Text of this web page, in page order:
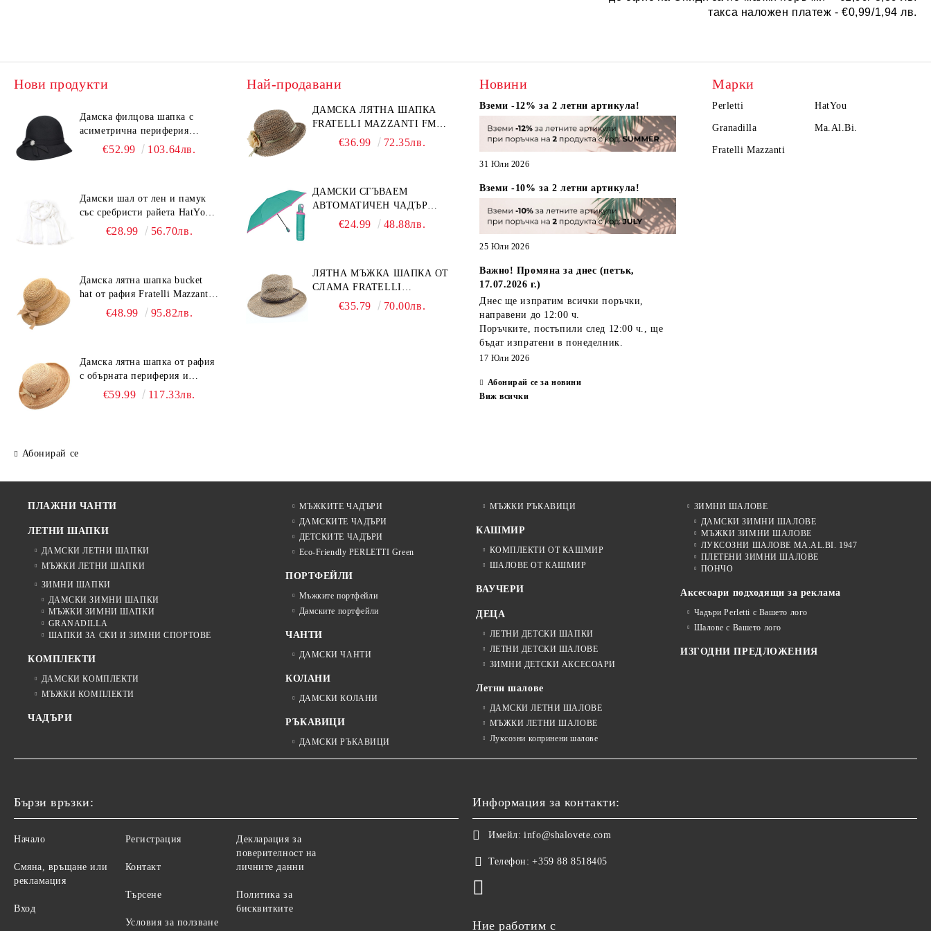
такса наложен платеж -€0,99/1,94 лв.
Нови продукти
Дамска филцова шапка с
асиметрична периферия
HatYou CF0376 | Черен
€52.99 103.64лв.
Дамски шал от лен и памук
със сребристи райета HatYou |
90x180 см | Бял
€28.99 56.70лв.
Дамска лятна шапка bucket
hat от рафия Fratelli Mazzanti |
Светлокафяв
€48.99 95.82лв.
Дамска лятна шапка от рафия
с обърната периферия и
бежова лента Fratelli Mazzanti
€59.99 117.33лв.
Абонирай се
Най-продавани
ДАМСКА ЛЯТНА ШАПКА
FRATELLI MAZZANTI FM
6774, НАТУРАЛЕН/ЖЪЛТО
€36.99 72.35лв.
ДАМСКИ СГЪВАЕМ
АВТОМАТИЧЕН ЧАДЪР
OPEN-CLOSE | PERLETTI
€24.99 48.88лв.
ЛЯТНА МЪЖКА ШАПКА ОТ
СЛАМА FRATELLI
MAZZANTI FM 7936,
€35.79 70.00лв.
Новини
Вземи -12% за 2 летни артикула!
31 Юли 2026
Вземи -10% за 2 летни артикула!
25 Юли 2026
Важно! Промяна за днес (петък,
17.07.2026 г.)
Днес ще изпратим всички поръчки,
направени до 12:00 ч.
Поръчките, постъпили след 12:00 ч. , ще
бъдат изпратени в понеделник.
17 Юли 2026
Абонирай се за новини
Виж всички
Марки
Perletti HatYou
Granadilla Ma.Al.Bi.
Fratelli Mazzanti
ПЛАЖНИ ЧАНТИ
ЛЕТНИ ШАПКИ
ДАМСКИ ЛЕТНИ ШАПКИ
МЪЖКИ ЛЕТНИ ШАПКИ
ЗИМНИ ШАПКИ
ДАМСКИ ЗИМНИ ШАПКИ
МЪЖКИ ЗИМНИ ШАПКИ
GRANADILLA
ШАПКИ ЗА СКИ И ЗИМНИ СПОРТОВЕ
КОМПЛЕКТИ
ДАМСКИ КОМПЛЕКТИ
МЪЖКИ КОМПЛЕКТИ
ЧАДЪРИ
МЪЖКИТЕ ЧАДЪРИ
ДАМСКИТЕ ЧАДЪРИ
ДЕТСКИТЕ ЧАДЪРИ
Eco-Friendly PERLETTI Green
ПОРТФЕЙЛИ
Мъжките портфейли
Дамските портфейли
ЧАНТИ
ДАМСКИ ЧАНТИ
КОЛАНИ
ДАМСКИ КОЛАНИ
РЪКАВИЦИ
ДАМСКИ РЪКАВИЦИ
МЪЖКИ РЪКАВИЦИ
КАШМИР
КОМПЛЕКТИ ОТ КАШМИР
ШАЛОВЕ ОТ КАШМИР
ВАУЧЕРИ
ДЕЦА
ЛЕТНИ ДЕТСКИ ШАПКИ
ЛЕТНИ ДЕТСКИ ШАЛОВЕ
ЗИМНИ ДЕТСКИ АКСЕСОАРИ
Летни шалове
ДАМСКИ ЛЕТНИ ШАЛОВЕ
МЪЖКИ ЛЕТНИ ШАЛОВЕ
Луксозни копринени шалове
ЗИМНИ ШАЛОВЕ
ДАМСКИ ЗИМНИ ШАЛОВЕ
МЪЖКИ ЗИМНИ ШАЛОВЕ
ЛУКСОЗНИ ШАЛОВЕ MA.AL.BI. 1947
ПЛЕТЕНИ ЗИМНИ ШАЛОВЕ
ПОНЧО
Аксесоари подходящи за реклама
Чадъри Perletti с Вашето лого
Шалове с Вашето лого
ИЗГОДНИ ПРЕДЛОЖЕНИЯ
Бързи връзки:
Начало
Смяна, връщане или
рекламация
Вход
Регистрация
Контакт
Търсене
Условия за ползване
Декларация за
поверителност на
личните данни
Политика за
бисквитките
Информация за контакти:
Имейл: info@shalovete.com
Телефон: +359 88 8518405
Ние работим с